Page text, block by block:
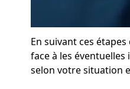
En suivant ces
face à les
selon votre situation